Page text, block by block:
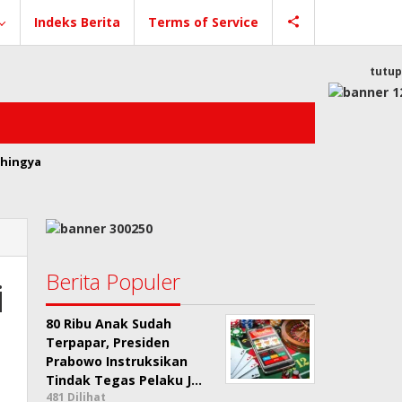
Indeks Berita Terms of Service
tutup
Berita Populer
80 Ribu Anak Sudah
Terpapar, Presiden
Prabowo Instruksikan
Tindak Tegas Pelaku J…
481 Dilihat